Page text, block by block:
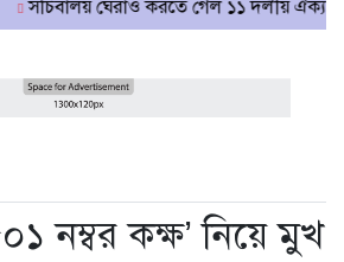
গেল ১১ দলীয় ঐক্য, আটকে দিলো পুলিশ
নম্বর কক্ষ’ নিয়ে মুখ